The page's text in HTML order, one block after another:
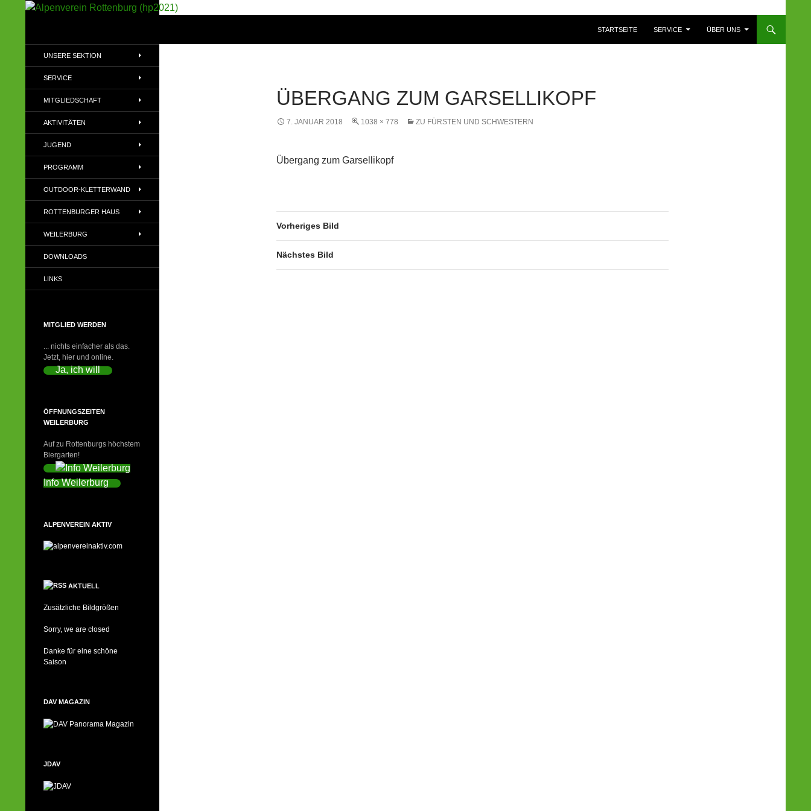
STARTSEITE
SERVICE ÜBER UNS
ÜBERGANG ZUM GARSELLIKOPF
7. JANUAR 2018 1038 × 778 ZU FÜRSTEN UND SCHWESTERN
Übergang zum Garsellikopf
Vorheriges Bild
Nächstes Bild
(DAV)
UNSERE SEKTION
SERVICE
MITGLIEDSCHAFT
AKTIVITÄTEN
JUGEND
PROGRAMM
OUTDOOR-KLETTERWAND
ROTTENBURGER HAUS
WEILERBURG
DOWNLOADS
LINKS
MITGLIED WERDEN
... nichts einfacher als das.
Jetzt, hier und online.
Ja, ich will
ÖFFNUNGSZEITEN
WEILERBURG
Auf zu Rottenburgs höchstem
Biergarten!
Info Weilerburg
ALPENVEREIN AKTIV
AKTUELL
Zusätzliche Bildgrößen
Sorry, we are closed
Danke für eine schöne
Saison
DAV MAGAZIN
JDAV